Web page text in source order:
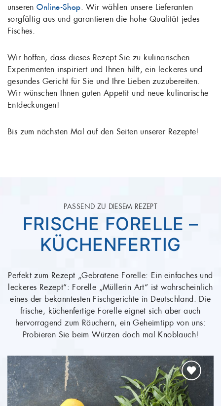
unserenOnline-Shop. Wir wählen unsere Lieferanten
sorgfältig aus und garantieren die hohe Qualität jedes
Fisches.
Wir hoffen, dass dieses Rezept Sie zu kulinarischen
Experimenten inspiriert und Ihnen hilft, ein leckeres und
gesundes Gericht für Sie und Ihre Lieben zuzubereiten.
Wir wünschen Ihnen guten Appetit und neue kulinarische
Entdeckungen!
Bis zum nächsten Mal auf den Seiten unserer Rezepte!
PASSEND ZU DIESEM REZEPT
FRISCHES
FORELLENFILET (MIT
Perfekt zum Rezept „Gebratene Forelle: Ein einfaches und
leckeres Rezept“: Dieses zarte Filet ist ideal für die
Pfanne. Auf der Hautseite kross angebraten ist es ein
Gaumenschmaus. Aber auch in der Alufolie oder auf dem
wieder lecker. Im Sommer macht das Filet auf dem Grill
auch eine gute Figur.